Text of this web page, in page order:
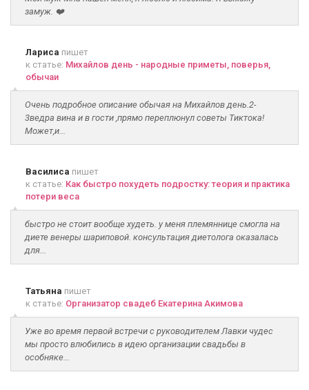
замуж. ❤️
Лариса пишет
к статье: Михайлов день - народные приметы, поверья,
обычаи
Очень подробное описание обычая на Михайлов день.2-
3ведра вина и в гости ,прямо переплюнул советы Тиктока!
Может,и...
Василиса пишет
к статье: Как быстро похудеть подростку: теория и практика
потери веса
быстро не стоит вообще худеть. у меня племяннице смогла на
диете венеры шариповой. консультация диетолога оказалась
для...
Татьяна пишет
к статье: Организатор свадеб Екатерина Акимова
Уже во время первой встречи с руководителем Лавки чудес
мы просто влюбились в идею организации свадьбы в
особняке...